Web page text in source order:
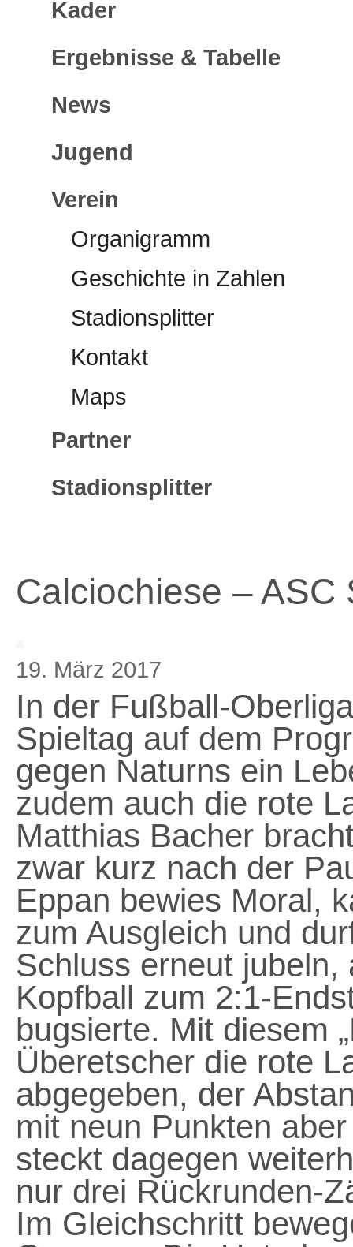
Kader
Ergebnisse & Tabelle
News
Jugend
Verein
Organigramm
Geschichte in Zahlen
Stadionsplitter
Kontakt
Maps
Partner
Stadionsplitter
Calciochiese – ASC
19. März 2017
In der Fußball-
Spieltag auf dem
gegen Naturns ein
zudem auch die rote
Matthias Bacher
zwar kurz nach der
Eppan bewies Moral,
zum Ausgleich und
Schluss erneut
Kopfball zum 2:1-
bugsierte. Mit diesem
Überetscher die rote
abgegeben, der
mit neun Punkten
steckt dagegen
nur drei Rückrunden-
Im Gleichschritt